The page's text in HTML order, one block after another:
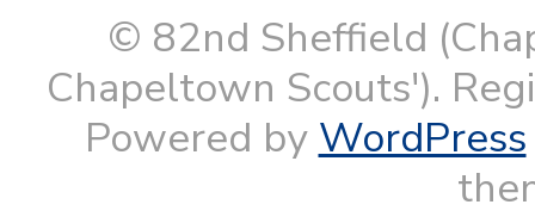
© 82nd Sheffield
Chapeltown Scouts').
Powered by WordPress